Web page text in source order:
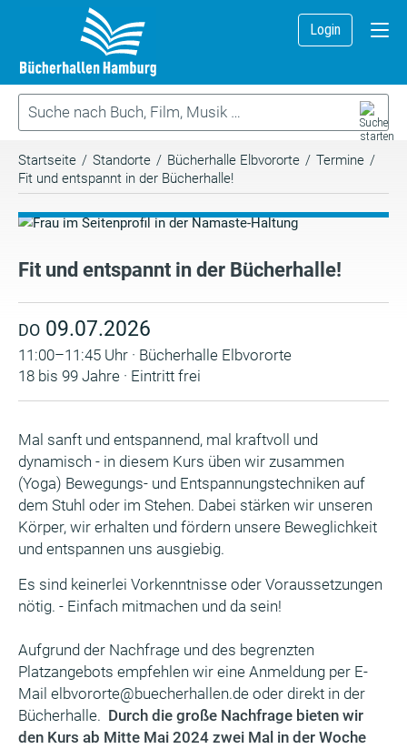
Login
Startseite / Standorte / Bücherhalle Elbvororte / Termine /
Fit und entspannt in der Bücherhalle!
Fit und entspannt in der Bücherhalle!
DO 09.07.2026
11:00–11:45 Uhr · Bücherhalle Elbvororte
18 bis 99 Jahre · Eintritt frei
Mal sanft und entspannend, mal kraftvoll und
dynamisch - in diesem Kurs üben wir zusammen
(Yoga) Bewegungs- und Entspannungstechniken auf
dem Stuhl oder im Stehen. Dabei stärken wir unseren
Körper, wir erhalten und fördern unsere Beweglichkeit
und entspannen uns ausgiebig.
Es sind keinerlei Vorkenntnisse oder Voraussetzungen
nötig. - Einfach mitmachen und da sein!
Aufgrund der Nachfrage und des begrenzten
Platzangebots empfehlen wir eine Anmeldung per E-
Mail elbvororte@buecherhallen.de oder direkt in der
Bücherhalle. Durch die große Nachfrage bieten wir
den Kurs ab Mitte Mai 2024 zwei Mal in der Woche